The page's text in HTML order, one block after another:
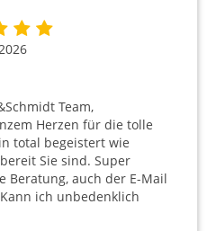
Team,
Herzen für die tolle
total begeistert wie
Sie sind. Super
Beratung, auch der E-Mail
ich unbedenklich